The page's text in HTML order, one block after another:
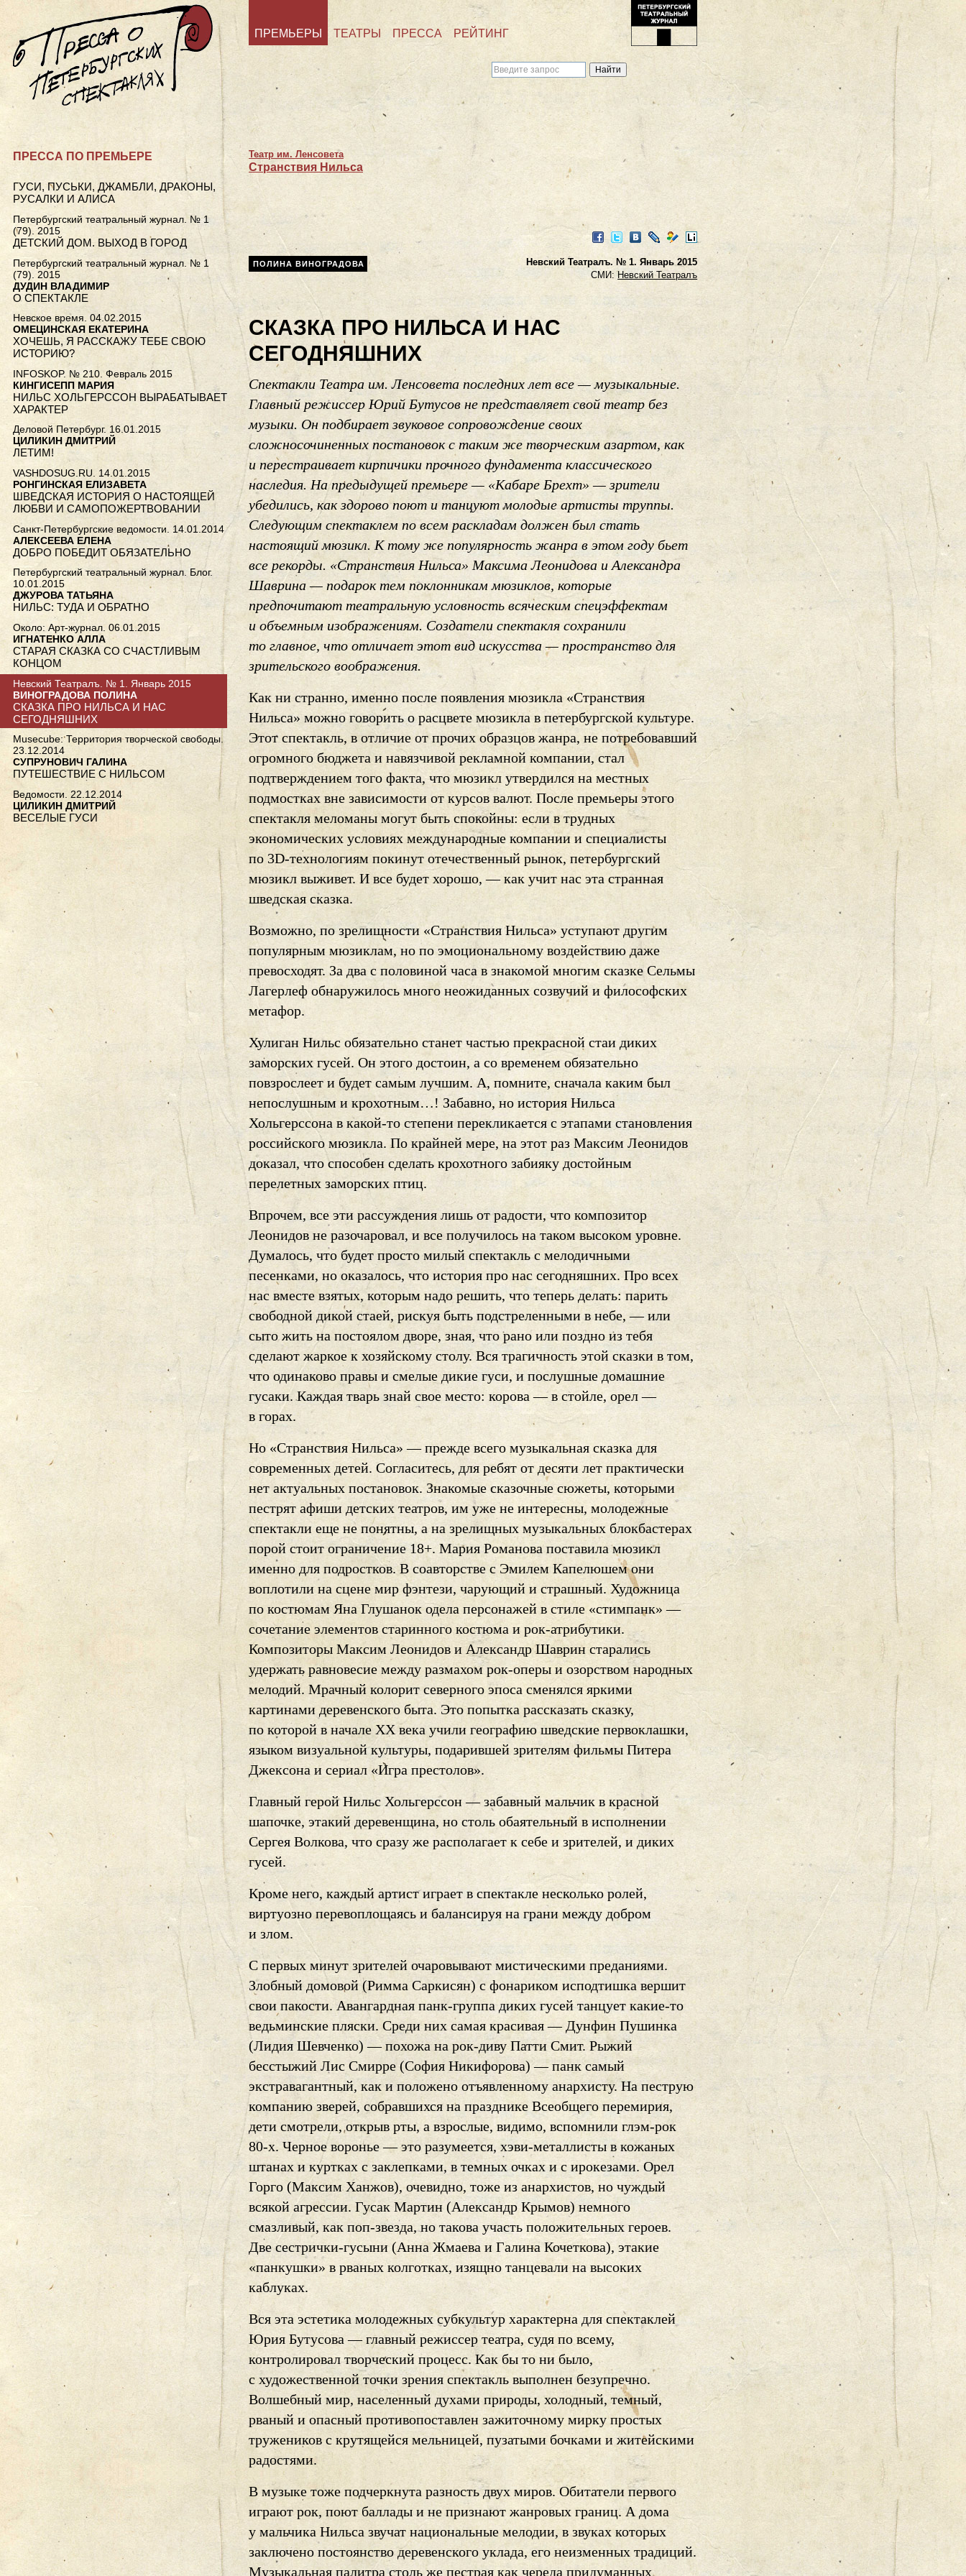
ПРЕМЬЕРЫ ТЕАТРЫ ПРЕССА РЕЙТИНГ
Театр им. Ленсовета
Странствия Нильса
Facebook
TwitterVKontakte
LiveJournal
Мой
LiveInternet
Невский Театралъ. № 1. Январь 2015
СМИ:Невский Театралъ
ПОЛИНА ВИНОГРАДОВА
СКАЗКА ПРО НИЛЬСА И НАС
СЕГОДНЯШНИХ
Спектакли Театра им. Ленсовета последних лет все — музыкальные.
Главный режиссер Юрий Бутусов не представляет свой театр без
музыки. Он подбирает звуковое сопровождение своих
сложносочиненных постановок с таким же творческим азартом, как
и перестраивает кирпичики прочного фундамента классического
наследия. На предыдущей премьере — «Кабаре Брехт» — зрители
убедились, как здорово поют и танцуют молодые артисты труппы.
Следующим спектаклем по всем раскладам должен был стать
настоящий мюзикл. К тому же популярность жанра в этом году бьет
все рекорды. «Странствия Нильса» Максима Леонидова и Александра
Шаврина — подарок тем поклонникам мюзиклов, которые
предпочитают театральную условность всяческим спецэффектам
и объемным изображениям. Создатели спектакля сохранили
то главное, что отличает этот вид искусства — пространство для
зрительского воображения.
Как ни странно, именно после появления мюзикла «Странствия
Нильса» можно говорить о расцвете мюзикла в петербургской культуре.
Этот спектакль, в отличие от прочих образцов жанра, не потребовавший
огромного бюджета и навязчивой рекламной компании, стал
подтверждением того факта, что мюзикл утвердился на местных
подмостках вне зависимости от курсов валют. После премьеры этого
спектакля меломаны могут быть спокойны: если в трудных
экономических условиях международные компании и специалисты
по 3D-технологиям покинут отечественный рынок, петербургский
мюзикл выживет. И все будет хорошо, — как учит нас эта странная
шведская сказка.
Возможно, по зрелищности «Странствия Нильса» уступают другим
популярным мюзиклам, но по эмоциональному воздействию даже
превосходят. За два с половиной часа в знакомой многим сказке Сельмы
Лагерлеф обнаружилось много неожиданных созвучий и философских
метафор.
Хулиган Нильс обязательно станет частью прекрасной стаи диких
заморских гусей. Он этого достоин, а со временем обязательно
повзрослеет и будет самым лучшим. А, помните, сначала каким был
непослушным и крохотным…! Забавно, но история Нильса
Хольгерссона в какой-то степени перекликается с этапами становления
российского мюзикла. По крайней мере, на этот раз Максим Леонидов
доказал, что способен сделать крохотного забияку достойным
перелетных заморских птиц.
Впрочем, все эти рассуждения лишь от радости, что композитор
Леонидов не разочаровал, и все получилось на таком высоком уровне.
Думалось, что будет просто милый спектакль с мелодичными
песенками, но оказалось, что история про нас сегодняшних. Про всех
нас вместе взятых, которым надо решить, что теперь делать: парить
свободной дикой стаей, рискуя быть подстреленными в небе, — или
сыто жить на постоялом дворе, зная, что рано или поздно из тебя
сделают жаркое к хозяйскому столу. Вся трагичность этой сказки в том,
что одинаково правы и смелые дикие гуси, и послушные домашние
гусаки. Каждая тварь знай свое место: корова — в стойле, орел —
в горах.
Но «Странствия Нильса» — прежде всего музыкальная сказка для
современных детей. Согласитесь, для ребят от десяти лет практически
нет актуальных постановок. Знакомые сказочные сюжеты, которыми
пестрят афиши детских театров, им уже не интересны, молодежные
спектакли еще не понятны, а на зрелищных музыкальных блокбастерах
порой стоит ограничение 18+. Мария Романова поставила мюзикл
именно для подростков. В соавторстве с Эмилем Капелюшем они
воплотили на сцене мир фэнтези, чарующий и страшный. Художница
по костюмам Яна Глушанок одела персонажей в стиле «стимпанк» —
сочетание элементов старинного костюма и рок-атрибутики.
Композиторы Максим Леонидов и Александр Шаврин старались
удержать равновесие между размахом рок-оперы и озорством народных
мелодий. Мрачный колорит северного эпоса сменялся яркими
картинами деревенского быта. Это попытка рассказать сказку,
по которой в начале ХХ века учили географию шведские первоклашки,
языком визуальной культуры, подарившей зрителям фильмы Питера
Джексона и сериал «Игра престолов».
Главный герой Нильс Хольгерссон — забавный мальчик в красной
шапочке, этакий деревенщина, но столь обаятельный в исполнении
Сергея Волкова, что сразу же располагает к себе и зрителей, и диких
гусей.
Кроме него, каждый артист играет в спектакле несколько ролей,
виртуозно перевоплощаясь и балансируя на грани между добром
и злом.
С первых минут зрителей очаровывают мистическими преданиями.
Злобный домовой (Римма Саркисян) с фонариком исподтишка вершит
свои пакости. Авангардная панк-группа диких гусей танцует какие-то
ведьминские пляски. Среди них самая красивая — Дунфин Пушинка
(Лидия Шевченко) — похожа на рок-диву Патти Смит. Рыжий
бесстыжий Лис Смирре (София Никифорова) — панк самый
экстравагантный, как и положено отъявленному анархисту. На пеструю
компанию зверей, собравшихся на празднике Всеобщего перемирия,
дети смотрели, открыв рты, а взрослые, видимо, вспомнили глэм-рок
80-х. Черное воронье — это разумеется, хэви-металлисты в кожаных
штанах и куртках с заклепками, в темных очках и с ирокезами. Орел
Горго (Максим Ханжов), очевидно, тоже из анархистов, но чуждый
всякой агрессии. Гусак Мартин (Александр Крымов) немного
смазливый, как поп-звезда, но такова участь положительных героев.
Две сестрички-гусыни (Анна Жмаева и Галина Кочеткова), этакие
«панкушки» в рваных колготках, изящно танцевали на высоких
каблуках.
Вся эта эстетика молодежных субкультур характерна для спектаклей
Юрия Бутусова — главный режиссер театра, судя по всему,
контролировал творческий процесс. Как бы то ни было,
с художественной точки зрения спектакль выполнен безупречно.
Волшебный мир, населенный духами природы, холодный, темный,
рваный и опасный противопоставлен зажиточному мирку простых
тружеников с крутящейся мельницей, пузатыми бочками и житейскими
радостями.
В музыке тоже подчеркнута разность двух миров. Обитатели первого
играют рок, поют баллады и не признают жанровых границ. А дома
у мальчика Нильса звучат национальные мелодии, в звуках которых
заключено постоянство деревенского уклада, его неизменных традиций.
Музыкальная палитра столь же пестрая как череда придуманных
ПРЕССА ПО ПРЕМЬЕРЕ
ГУСИ, ПУСЬКИ, ДЖАМБЛИ, ДРАКОНЫ,
РУСАЛКИ И АЛИСА
Петербургский театральный журнал. № 1
(79). 2015
ДЕТСКИЙ ДОМ. ВЫХОД В ГОРОД
Петербургский театральный журнал. № 1
(79). 2015
ДУДИН ВЛАДИМИР
О СПЕКТАКЛЕ
Невское время. 04.02.2015
ОМЕЦИНСКАЯ ЕКАТЕРИНА
ХОЧЕШЬ, Я РАССКАЖУ ТЕБЕ СВОЮ
ИСТОРИЮ?
INFOSKOP. № 210. Февраль 2015
КИНГИСЕПП МАРИЯ
НИЛЬС ХОЛЬГЕРССОН ВЫРАБАТЫВАЕТ
ХАРАКТЕР
Деловой Петербург. 16.01.2015
ЦИЛИКИН ДМИТРИЙ
ЛЕТИМ!
VASHDOSUG.RU. 14.01.2015
РОНГИНСКАЯ ЕЛИЗАВЕТА
ШВЕДСКАЯ ИСТОРИЯ О НАСТОЯЩЕЙ
ЛЮБВИ И САМОПОЖЕРТВОВАНИИ
Санкт-Петербургские ведомости. 14.01.2014
АЛЕКСЕЕВА ЕЛЕНА
ДОБРО ПОБЕДИТ ОБЯЗАТЕЛЬНО
Петербургский театральный журнал. Блог.
10.01.2015
ДЖУРОВА ТАТЬЯНА
НИЛЬС: ТУДА И ОБРАТНО
Около: Арт-журнал. 06.01.2015
ИГНАТЕНКО АЛЛА
СТАРАЯ СКАЗКА СО СЧАСТЛИВЫМ
КОНЦОМ
Невский Театралъ. № 1. Январь 2015
ВИНОГРАДОВА ПОЛИНА
СКАЗКА ПРО НИЛЬСА И НАС
СЕГОДНЯШНИХ
Musecube: Территория творческой свободы.
23.12.2014
СУПРУНОВИЧ ГАЛИНА
ПУТЕШЕСТВИЕ С НИЛЬСОМ
Ведомости. 22.12.2014
ЦИЛИКИН ДМИТРИЙ
ВЕСЕЛЫЕ ГУСИ